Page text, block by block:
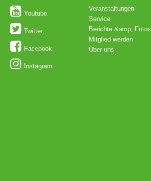
Youtube
Twitter
Facebook
Instagram
Veranstaltungen
Service
Berichte &amp; Fotos
Mitglied werden
Über uns